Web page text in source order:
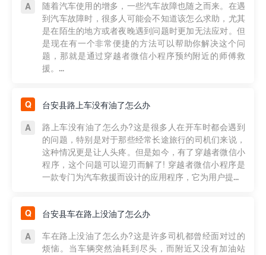
随着汽车使用的增多，一些汽车故障也随之而来。在遇
到汽车故障时，很多人可能会不知道该怎么求助，尤其
是在陌生的地方或者夜晚遇到问题时更加无法应对。但
是现在有一个非常便捷的方法可以帮助你解决这个问
题，那就是通过穿越者微信小程序预约附近的师傅救
援。...
台安县路上车没有油了怎么办
路上车没有油了怎么办?这是很多人在开车时都会遇到
的问题，特别是对于那些经常长途旅行的司机们来说，
这种情况更是让人头疼。但是如今，有了穿越者微信小
程序，这个问题可以迎刃而解了! 穿越者微信小程序是
一款专门为汽车救援而设计的应用程序，它为用户提...
台安县车在路上没油了怎么办
车在路上没油了怎么办?这是许多司机都曾经面对过的
烦恼。当车辆突然油耗到尽头，而附近又没有加油站